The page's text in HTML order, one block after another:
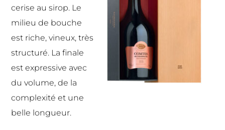
cerise au sirop. Le
milieu de bouche
est riche, vineux, très
structuré. La finale
est expressive avec
du volume, de la
complexité et une
belle longueur.